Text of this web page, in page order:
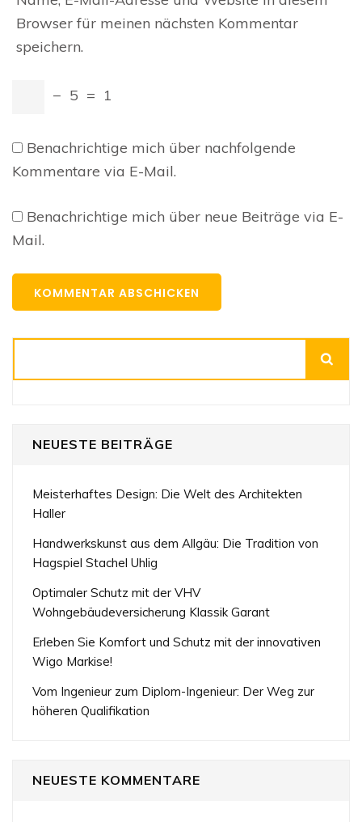
Browser für meinen nächsten Kommentar
speichern.
− 5 = 1
Benachrichtige mich über nachfolgende
Kommentare via E-Mail.
Benachrichtige mich über neue Beiträge via E-
Mail.
NEUESTE BEITRÄGE
Meisterhaftes Design: Die Welt des Architekten
Haller
Handwerkskunst aus dem Allgäu: Die Tradition von
Hagspiel Stachel Uhlig
Optimaler Schutz mit der VHV
Wohngebäudeversicherung Klassik Garant
Erleben Sie Komfort und Schutz mit der innovativen
Wigo Markise!
Vom Ingenieur zum Diplom-Ingenieur: Der Weg zur
höheren Qualifikation
NEUESTE KOMMENTARE